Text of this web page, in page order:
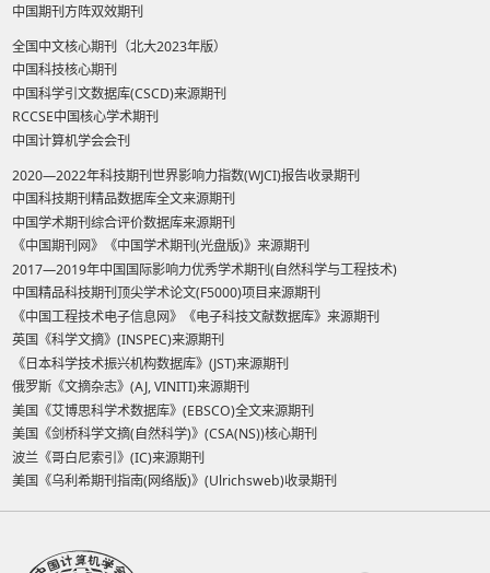
中国期刊方阵双效期刊
全国中文核心期刊（北大2023年版）
中国科技核心期刊
中国科学引文数据库(CSCD)来源期刊
RCCSE中国核心学术期刊
中国计算机学会会刊
2020—2022年科技期刊世界影响力指数(WJCI)报告收录期刊
中国科技期刊精品数据库全文来源期刊
中国学术期刊综合评价数据库来源期刊
《中国期刊网》《中国学术期刊(光盘版)》来源期刊
2017—2019年中国国际影响力优秀学术期刊(自然科学与工程技术)
中国精品科技期刊顶尖学术论文(F5000)项目来源期刊
《中国工程技术电子信息网》《电子科技文献数据库》来源期刊
英国《科学文摘》(INSPEC)来源期刊
《日本科学技术振兴机构数据库》(JST)来源期刊
俄罗斯《文摘杂志》(AJ, VINITI)来源期刊
美国《艾博思科学术数据库》(EBSCO)全文来源期刊
美国《剑桥科学文摘(自然科学)》(CSA(NS))核心期刊
波兰《哥白尼索引》(IC)来源期刊
美国《乌利希期刊指南(网络版)》(Ulrichsweb)收录期刊